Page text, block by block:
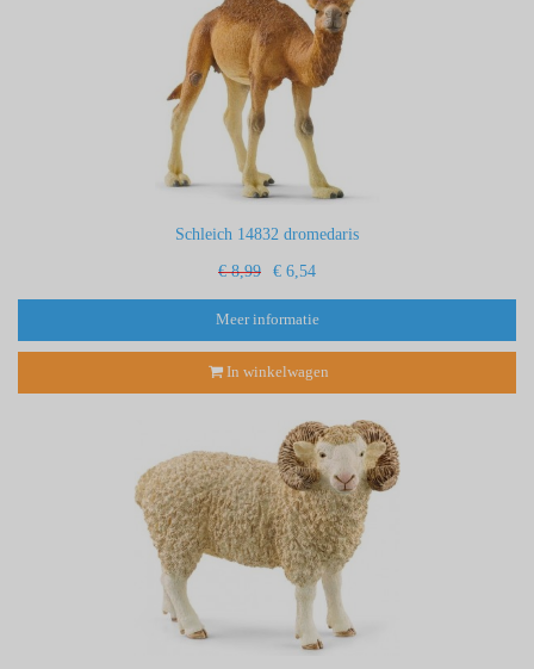
Schleich 14832 dromedaris
€ 8,99 € 6,54
Meer informatie
In winkelwagen